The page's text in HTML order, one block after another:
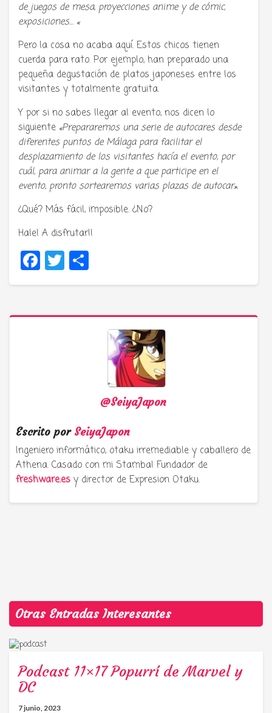
de juegos de mesa, proyecciones anime y de cómic,
exposiciones… «
Pero la cosa no acaba aquí. Estos chicos tienen
cuerda para rato. Por ejemplo, han preparado una
pequeña degustación de platos japoneses entre los
visitantes y totalmente gratuita.
Y por si no sabes llegar al evento, nos dicen lo
siguiente «Prepararemos una serie de autocares desde
diferentes puntos de Málaga para facilitar el
desplazamiento de los visitantes hacía el evento, por
cuál, para animar a la gente a que participe en el
evento, pronto sortearemos varias plazas de autocar».
¿Qué? Más fácil, imposible. ¿No?
Hale! A disfrutar!!
Facebook
Twitter
@SeiyaJapon
Escrito por SeiyaJapon
Ingeniero informático, otaku irremediable y caballero de
Athena. Casado con mi Stamba! Fundador de
freshware.es y director de Expresion Otaku.
Otras Entradas Interesantes
Podcast 11×17 Popurrí de Marvel y
DC
7 junio, 2023